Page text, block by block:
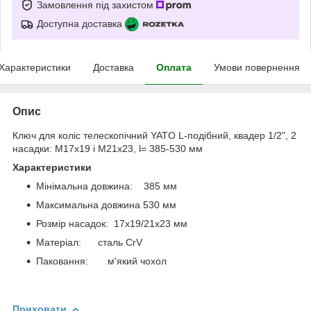
Замовлення під захистом
Доступна доставка
Доставка Оплата Умови повернення
Опис
Ключ для коліс телескопічний YATO L-подібний, квадер 1/2", 2
насадки: М17x19 і М21х23, l= 385-530 мм
Характеристики
Мінімальна довжина: 385 мм
Максимальна довжина 530 мм
Розмір насадок: 17x19/21x23 мм
Матеріал: сталь CrV
Паковання: м'який чохол
Приховати